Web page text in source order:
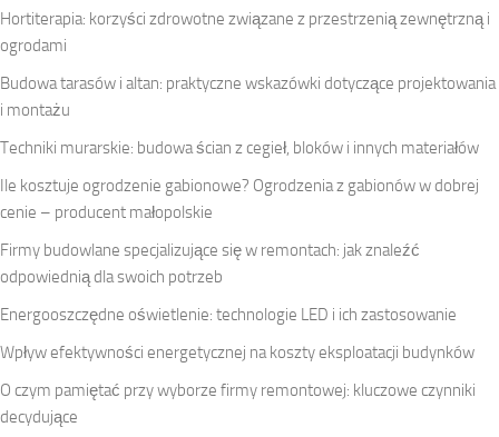
Hortiterapia: korzyści zdrowotne związane z przestrzenią zewnętrzną i
ogrodami
Budowa tarasów i altan: praktyczne wskazówki dotyczące projektowania
i montażu
Techniki murarskie: budowa ścian z cegieł, bloków i innych materiałów
Ile kosztuje ogrodzenie gabionowe? Ogrodzenia z gabionów w dobrej
cenie – producent małopolskie
Firmy budowlane specjalizujące się w remontach: jak znaleźć
odpowiednią dla swoich potrzeb
Energooszczędne oświetlenie: technologie LED i ich zastosowanie
Wpływ efektywności energetycznej na koszty eksploatacji budynków
O czym pamiętać przy wyborze firmy remontowej: kluczowe czynniki
decydujące